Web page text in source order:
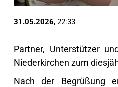
31.05.2026, 22:33
Partner, Unterstützer
Niederkirchen zum
Nach der Begrüßung